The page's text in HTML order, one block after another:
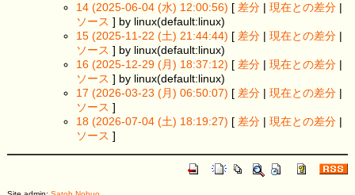
14 (2025-06-04 (水) 12:00:56) [ 差分 |現在との差分 |
ソース ] by linux(default:linux)
15 (2025-11-22 (土) 21:44:44) [ 差分 |現在との差分 |
ソース ] by linux(default:linux)
16 (2025-12-29 (月) 18:37:12) [ 差分 |現在との差分 |
ソース ] by linux(default:linux)
17 (2026-03-23 (月) 06:50:07) [ 差分 |現在との差分 |
ソース ]
18 (2026-07-04 (土) 18:19:27) [ 差分 |現在との差分 |
ソース ]